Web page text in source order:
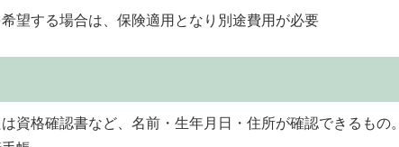
望する場合は、保険適用となり別途費用が必要
資格確認書など、名前・生年月日・住所が確認できるもの。